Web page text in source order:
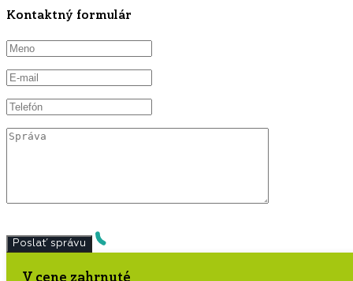
Kontaktný formulár
V cene zahrnuté